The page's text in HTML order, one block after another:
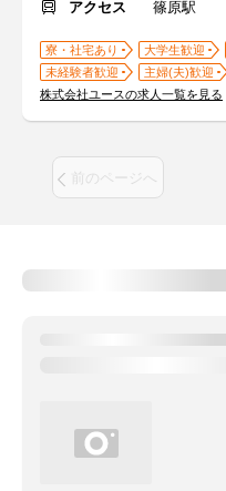
アクセス
篠原駅
寮・社宅あり 大学生歓迎
未経験者歓迎
主婦(夫)歓迎
株式会社ユースの求人一覧を見る
前のページへ